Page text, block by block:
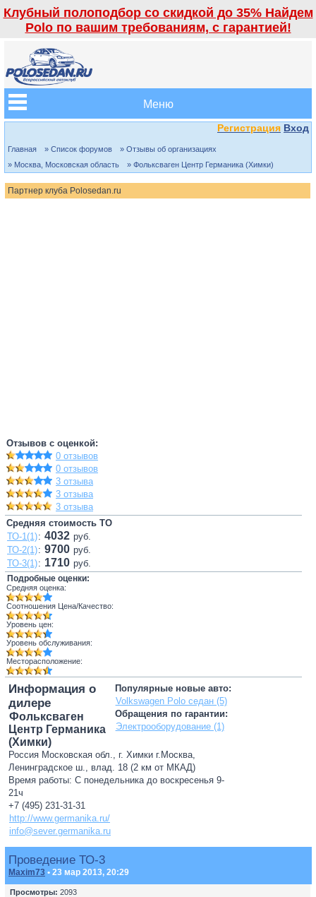
Клубный полоподбор со скидкой до 35% Найдем
Polo по вашим требованиям, с гарантией!
Меню
Регистрация Вход
Главная » Список форумов
» Отзывы об организациях
» Москва, Московская область
» Фольксваген Центр Германика (Химки)
Партнер клуба Polosedan.ru
Отзывов с оценкой:
0 отзывов
0 отзывов
3 отзыва
3 отзыва
3 отзыва
Средняя стоимость ТО
ТО-1(1): 4032 руб.
ТО-2(1): 9700 руб.
ТО-3(1): 1710 руб.
Подробные оценки:
Средняя оценка:
Соотношения Цена/Качество:
Уровень цен:
Уровень обслуживания:
Месторасположение:
Популярные новые авто:
Volkswagen Polo седан (5)
Обращения по гарантии:
Электрооборудование (1)
Информация о
дилере
Фольксваген
Центр Германика
(Химки)
Россия Московская обл., г. Химки г.Москва,
Ленинградское ш., влад. 18 (2 км от МКАД)
Время работы: С понедельника до воскресенья 9-
21ч
+7 (495) 231-31-31
http://www.germanika.ru/
info@sever.germanika.ru
Проведение ТО-3
Maxim73 • 23 мар 2013, 20:29
Просмотры: 2093